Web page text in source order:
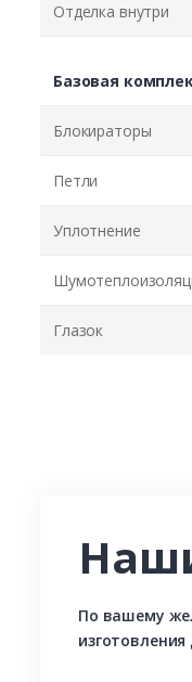
Отделка внутри
Базовая
Блокираторы
Петли
Уплотнение
Глазок
По вашему